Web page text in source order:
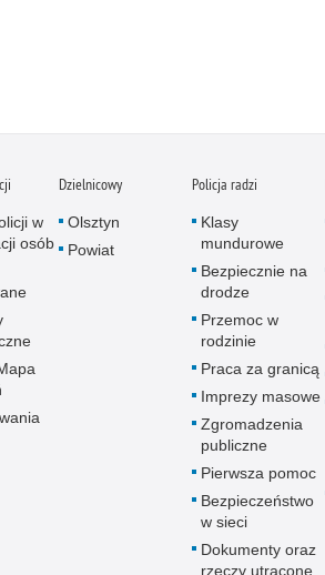
w
osób
Dzielnicowy
Olsztyn
Powiat
Policja radzi
Klasy
mundurowe
Bezpiecznie na
drodze
Przemoc w
rodzinie
Praca za granicą
Imprezy masowe
Zgromadzenia
publiczne
Pierwsza pomoc
Bezpieczeństwo
w sieci
Dokumenty oraz
rzeczy utracone